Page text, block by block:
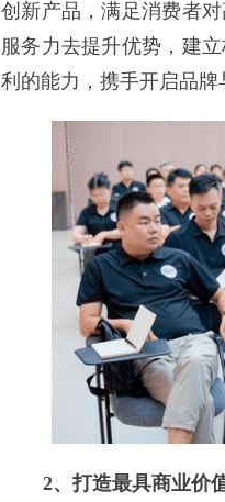
创新产品，满足消费者
服务力去提升优势，建
利的能力，携手开启品牌
2、打造最具商业价